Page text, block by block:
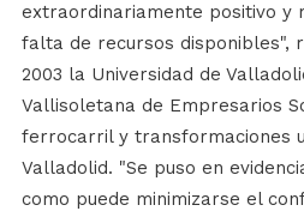
extraordinariamente positivo y
falta de recursos disponibles",
2003 la Universidad de
Vallisoletana de Empresarios
ferrocarril y transformaciones
Valladolid. "Se puso en
como puede minimizarse el